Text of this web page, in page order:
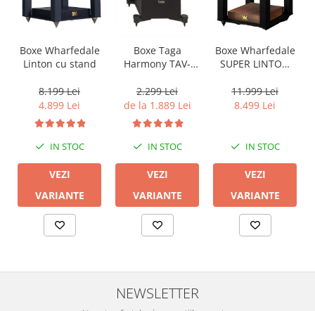
Boxe Wharfedale
Linton cu stand
8.199 Lei
4.899 Lei
IN STOC
VEZI
VARIANTE
Boxe Taga
Harmony TAV-
2.299 Lei
de la 1.889 Lei
IN STOC
VEZI
VARIANTE
Boxe Wharfedale
SUPER LINTON
11.999 Lei
8.499 Lei
IN STOC
VEZI
VARIANTE
NEWSLETTER